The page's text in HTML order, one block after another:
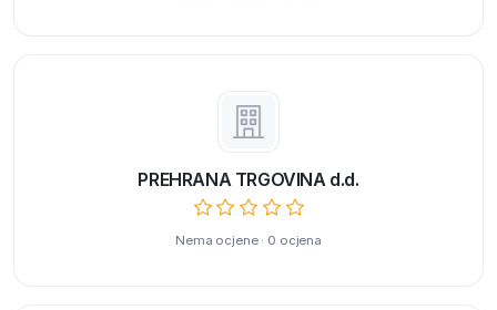
PREHRANA TRGOVINA d.d.
Nema ocjene · 0 ocjena